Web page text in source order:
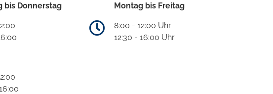
bis Donnerstag Montag bis Freitag
8:00 - 12:00 Uhr
12:30 - 16:00 Uhr